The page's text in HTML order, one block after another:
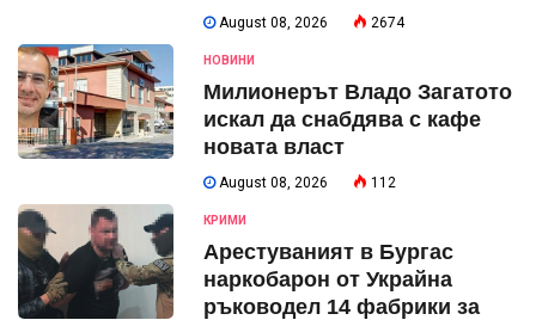
August 08, 2026 2674
НОВИНИ
Милионерът Владо Загатото
искал да снабдява с кафе
новата власт
August 08, 2026 112
КРИМИ
Арестуваният в Бургас
наркобарон от Украйна
ръководел 14 фабрики за